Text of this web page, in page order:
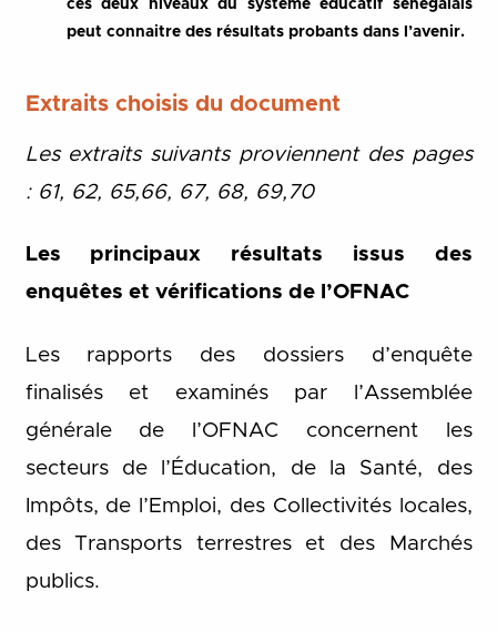
ces deux niveaux du système éducatif sénégalais
peut connaitre des résultats probants dans l’avenir.
Extraits choisis du document
Les extraits suivants proviennent des pages
: 61, 62, 65,66, 67, 68, 69,70
Les principaux résultats issus des
enquêtes et vérifications de l’OFNAC
Les rapports des dossiers d’enquête
finalisés et examinés par l’Assemblée
générale de l’OFNAC concernent les
secteurs de l’Éducation, de la Santé, des
Impôts, de l’Emploi, des Collectivités locales,
des Transports terrestres et des Marchés
publics.